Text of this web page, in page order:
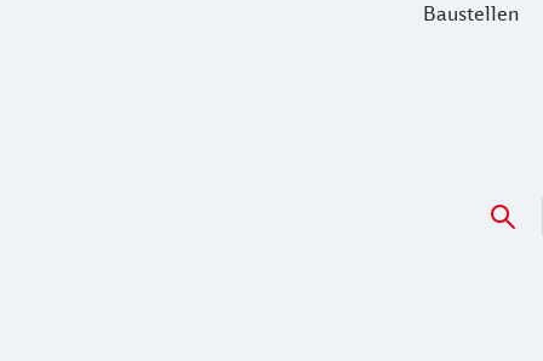
Baustellen